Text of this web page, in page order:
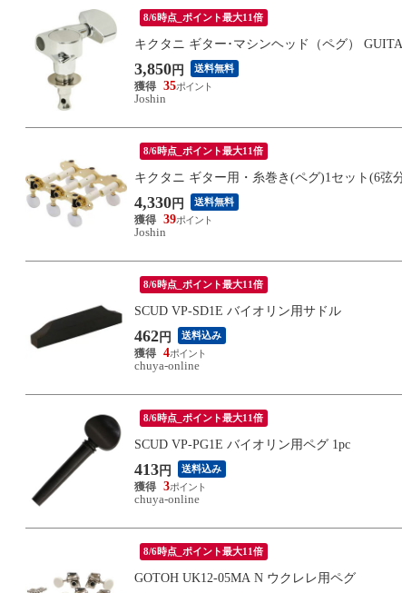
8/6時点_ポイント最大11倍
キクタニ ギター･マシンヘッド（ペグ）
3,850 円 送料無料
35
Joshin
8/6時点_ポイント最大11倍
キクタニ ギター用・糸巻き(ペグ)1セット(6弦
4,330 円 送料無料
39
Joshin
8/6時点_ポイント最大11倍
SCUD VP-SD1E バイオリン用サドル
462 円 送料込み
4
chuya-online
8/6時点_ポイント最大11倍
SCUD VP-PG1E バイオリン用ペグ 1pc
413 円 送料込み
3
chuya-online
8/6時点_ポイント最大11倍
GOTOH UK12-05MA N ウクレレ用ペグ